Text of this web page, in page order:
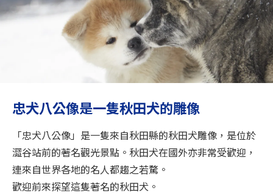
目的地
關閉
忠犬八公像是一隻秋田犬的雕像
「忠犬八公像」是一隻來自秋田縣的秋田犬雕像，是位於
澀谷站前的著名觀光景點。秋田犬在國外亦非常受歡迎，
連來自世界各地的名人都趨之若騖。
歡迎前來探望這隻著名的秋田犬。